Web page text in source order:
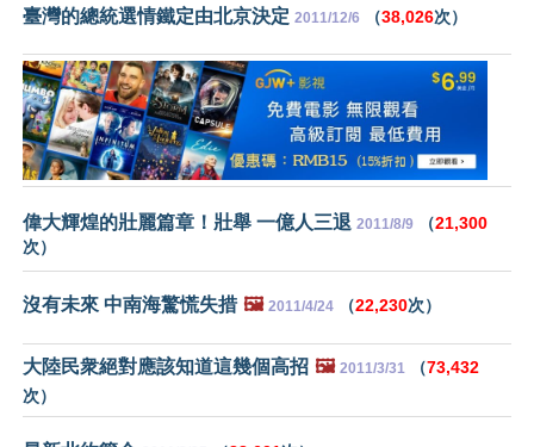
臺灣的總統選情鐵定由北京決定 2011/12/6 （38,026次）
偉大輝煌的壯麗篇章！壯舉 一億人三退 2011/8/9 （21,300
次）
沒有未來 中南海驚慌失措 🖼️ 2011/4/24 （22,230次）
大陸民衆絕對應該知道這幾個高招 🖼️ 2011/3/31 （73,432
次）